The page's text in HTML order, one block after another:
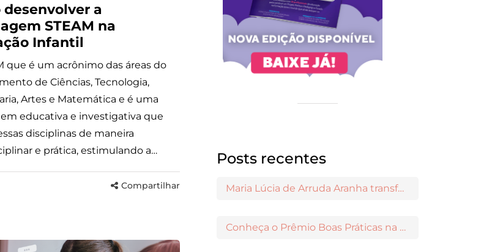
desenvolver a
STEAM na
Infantil
que é um acrônimo das áreas do
de Ciências, Tecnologia,
Artes e Matemática e é uma
educativa e investigativa que
disciplinas de maneira
e prática, estimulando a…
Compartilhar
Posts recentes
Maria Lúcia de Arruda Aranha transformou o ensino de Filosofia no Brasil
Conheça o Prêmio Boas Práticas na Escola